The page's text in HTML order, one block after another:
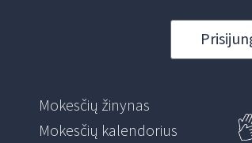
Mokesčių žinynas
Mokesčių kalendorius